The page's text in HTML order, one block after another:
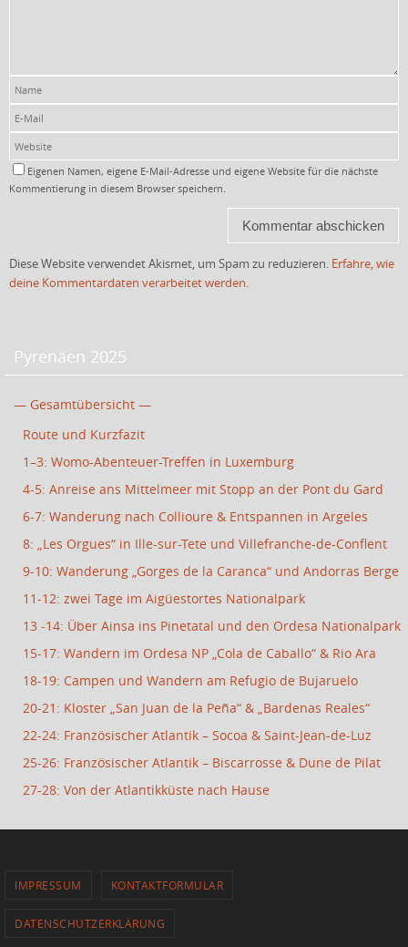
Eigenen Namen, eigene E-Mail-Adresse und eigene Website für die nächste
Kommentierung in diesem Browser speichern.
Diese Website verwendet Akismet, um Spam zu reduzieren. Erfahre, wie
deine Kommentardaten verarbeitet werden.
Pyrenäen 2025
— Gesamtübersicht —
Route und Kurzfazit
1–3: Womo-Abenteuer-Treffen in Luxemburg
4-5: Anreise ans Mittelmeer mit Stopp an der Pont du Gard
6-7: Wanderung nach Collioure & Entspannen in Argeles
8: „Les Orgues“ in Ille-sur-Tete und Villefranche-de-Conflent
9-10: Wanderung „Gorges de la Caranca“ und Andorras Berge
11-12: zwei Tage im Aigüestortes Nationalpark
13 -14: Über Ainsa ins Pinetatal und den Ordesa Nationalpark
15-17: Wandern im Ordesa NP „Cola de Caballo“ & Rio Ara
18-19: Campen und Wandern am Refugio de Bujaruelo
20-21: Kloster „San Juan de la Peña“ & „Bardenas Reales“
22-24: Französischer Atlantik – Socoa & Saint-Jean-de-Luz
25-26: Französischer Atlantik – Biscarrosse & Dune de Pilat
27-28: Von der Atlantikküste nach Hause
IMPRESSUM KONTAKTFORMULAR
DATENSCHUTZERKLÄRUNG